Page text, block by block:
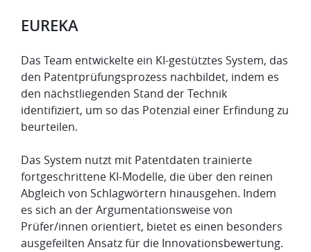
​EUREKA
Das Team entwickelte ein KI-gestütztes System, das
den Patentprüfungsprozess nachbildet, indem es
den nächstliegenden Stand der Technik
identifiziert, um so das Potenzial einer Erfindung zu
beurteilen.
Das System nutzt mit Patentdaten trainierte
fortgeschrittene KI-Modelle, die über den reinen
Abgleich von Schlagwörtern hinausgehen. Indem
es sich an der Argumentationsweise von
Prüfer/innen orientiert, bietet es einen besonders
ausgefeilten Ansatz für die Innovationsbewertung.